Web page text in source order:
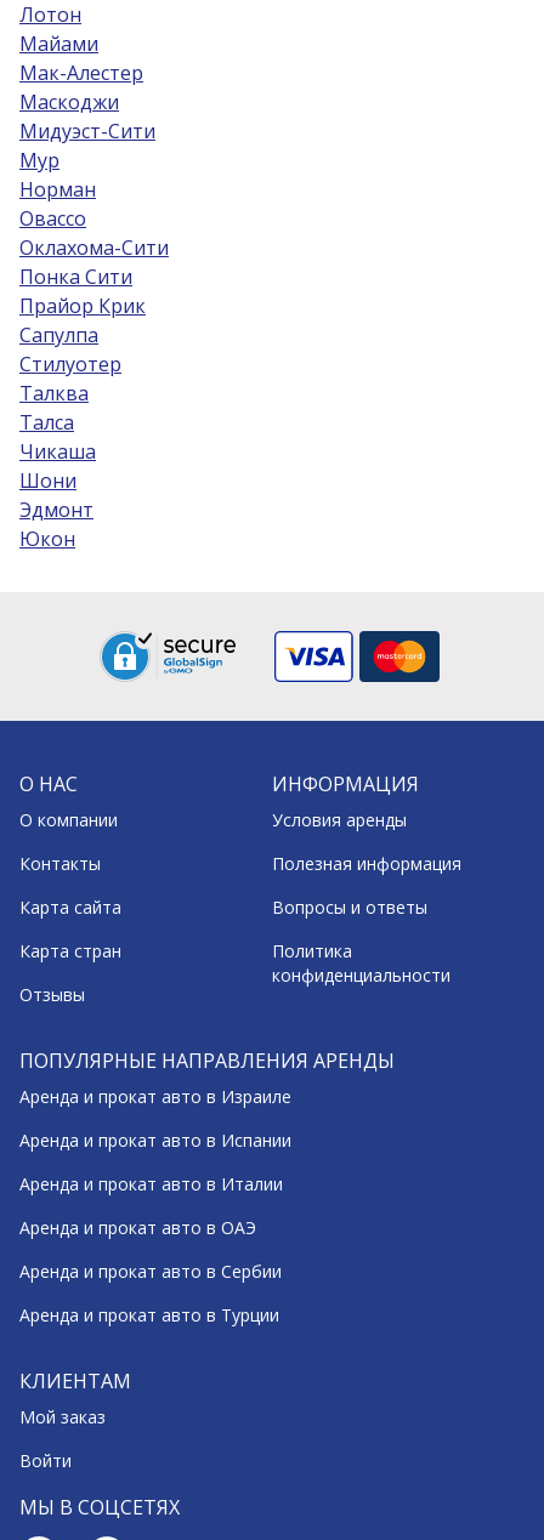
Лотон
Майами
Мак-Алестер
Маскоджи
Мидуэст-Сити
Мур
Норман
Овассо
Оклахома-Сити
Понка Сити
Прайор Крик
Сапулпа
Стилуотер
Талква
Талса
Чикаша
Шони
Эдмонт
Юкон
О НАС
О компании
Контакты
Карта сайта
Карта стран
Отзывы
ИНФОРМАЦИЯ
Условия аренды
Полезная информация
Вопросы и ответы
Политика
конфиденциальности
ПОПУЛЯРНЫЕ НАПРАВЛЕНИЯ АРЕНДЫ
Аренда и прокат авто в Израиле
Аренда и прокат авто в Испании
Аренда и прокат авто в Италии
Аренда и прокат авто в ОАЭ
Аренда и прокат авто в Сербии
Аренда и прокат авто в Турции
КЛИЕНТАМ
Мой заказ
Войти
МЫ В СОЦСЕТЯХ